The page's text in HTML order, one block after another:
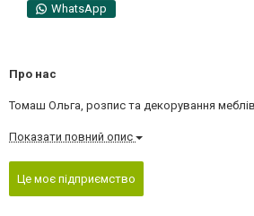
WhatsApp
Про нас
Томаш Ольга, розпис та декорування
Показати повний опис
Це моє підприємство